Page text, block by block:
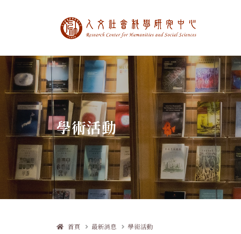
中央研究院人文社會
學術活動
首頁 最新消息 學術活動